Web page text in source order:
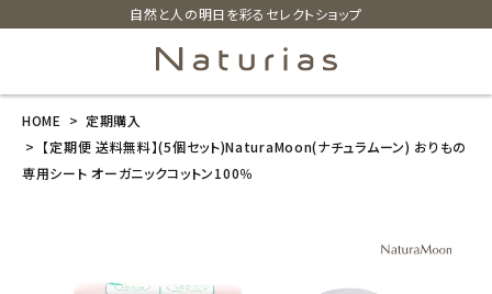
自然と人の明日を彩るセレクトショップ
search
HOME
定期購入
【定期便 送料無料】(5個セット)NaturaMoon(ナチュラムーン) おりもの
専用シート オーガニックコットン100％